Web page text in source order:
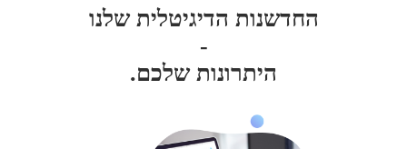
החדשנות הדיגיטלית שלנו
-
היתרונות שלכם.